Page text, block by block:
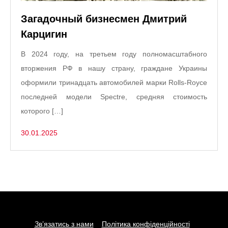
Загадочный бизнесмен Дмитрий
Карцигин
В 2024 году, на третьем году полномасштабного
вторжения РФ в нашу страну, граждане Украины
оформили тринадцать автомобилей марки Rolls-Royce
последней модели Spectre, средняя стоимость
которого […]
30.01.2025
Зв’язатись з нами Політика конфіденційності